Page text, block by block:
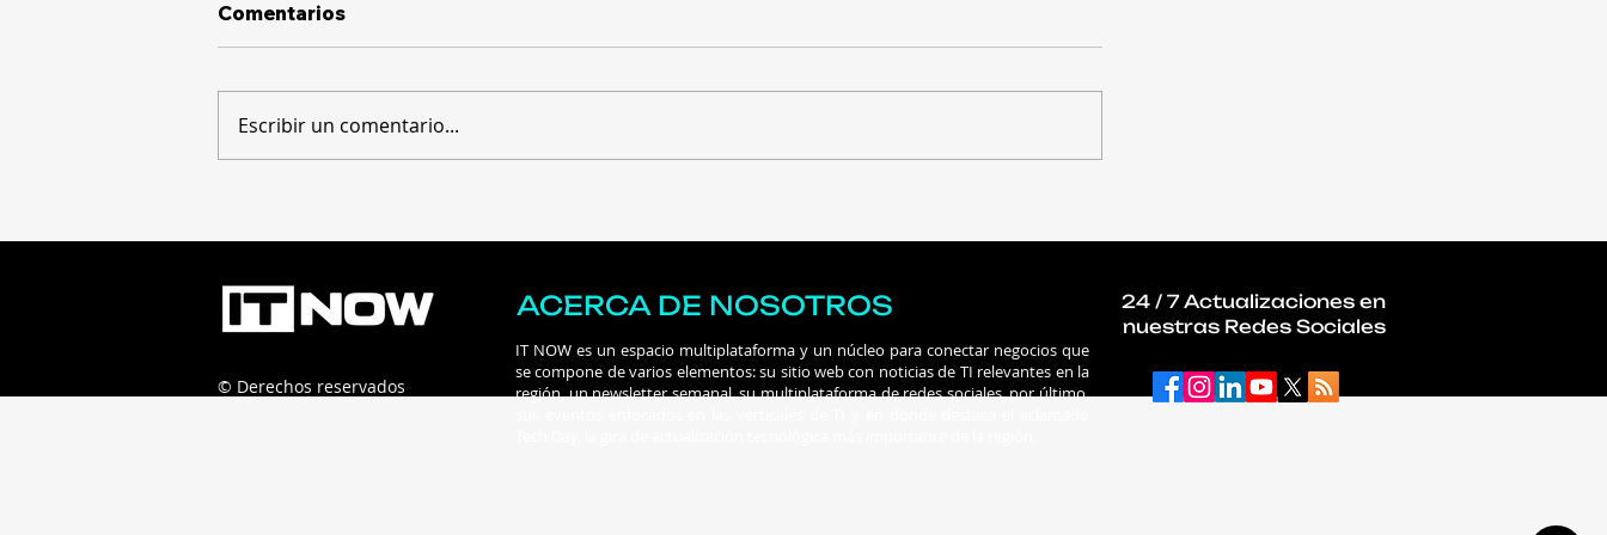
debatir el impacto de la IA
en las universidades
Comentarios
Escribir un comentario...
© Derechos reservados
ACERCA DE NOSOTROS
IT NOW es un espacio multiplataforma y un núcleo para conectar negocios que
se compone de varios elementos: su sitio web con noticias de TI relevantes en la
región, un newsletter semanal, su multiplataforma de redes sociales, por último,
24 / 7 Actualizaciones en
nuestras Redes Sociales